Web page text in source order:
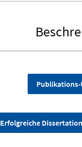
Erfolgreiche